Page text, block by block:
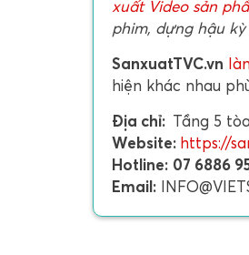
xuất Video sản
phim, dựng hậu
SanxuatTVC.vn
hiện khác nhau
Địa chỉ: Tầng 5
Website: https://
Hotline: 07 6886
Email: